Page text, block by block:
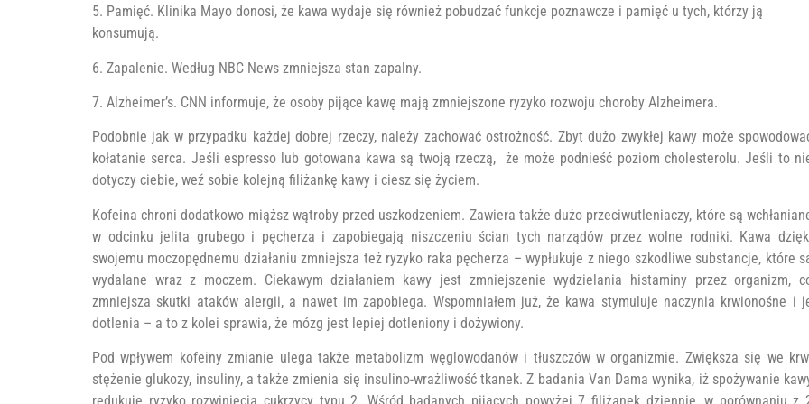
5. Pamięć. Klinika Mayo donosi, że kawa wydaje się również pobudzać funkcje poznawcze i pamięć u tych, którzy ją
konsumują.
6. Zapalenie. Według NBC News zmniejsza stan zapalny.
7. Alzheimer’s. CNN informuje, że osoby pijące kawę mają zmniejszone ryzyko rozwoju choroby Alzheimera.
Podobnie jak w przypadku każdej dobrej rzeczy, należy zachować ostrożność. Zbyt dużo zwykłej kawy może
kołatanie serca. Jeśli espresso lub gotowana kawa są twoją rzeczą, że może podnieść poziom cholesterolu. Jeśli to
dotyczy ciebie, weź sobie kolejną filiżankę kawy i ciesz się życiem.
Kofeina chroni dodatkowo miąższ wątroby przed uszkodzeniem. Zawiera także dużo przeciwutleniaczy, które są
w odcinku jelita grubego i pęcherza i zapobiegają niszczeniu ścian tych narządów przez wolne rodniki. Kawa
swojemu moczopędnemu działaniu zmniejsza też ryzyko raka pęcherza – wypłukuje z niego szkodliwe substancje, które
wydalane wraz z moczem. Ciekawym działaniem kawy jest zmniejszenie wydzielania histaminy przez organizm,
zmniejsza skutki ataków alergii, a nawet im zapobiega. Wspomniałem już, że kawa stymuluje naczynia krwionośne i
dotlenia – a to z kolei sprawia, że mózg jest lepiej dotleniony i dożywiony.
Pod wpływem kofeiny zmianie ulega także metabolizm węglowodanów i tłuszczów w organizmie. Zwiększa się we
stężenie glukozy, insuliny, a także zmienia się insulino-wrażliwość tkanek. Z badania Van Dama wynika, iż spożywanie